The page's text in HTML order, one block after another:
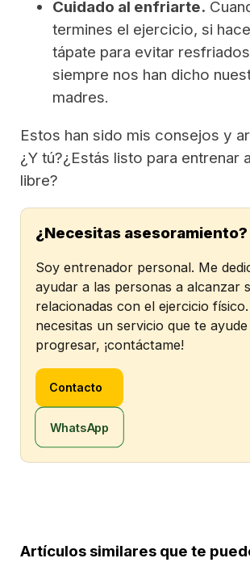
Cuidado al enfriarte.
termines el ejercicio, si
tápate para evitar
siempre nos han dicho
madres.
Estos han sido mis consejos y
¿Y tú?¿Estás listo para entrenar
libre?
¿Necesitas asesoramiento?
Soy entrenador personal. Me
ayudar a las personas a alcanzar
relacionadas con el ejercicio
necesitas un servicio que te
progresar, ¡contáctame!
Contacto
WhatsApp
Artículos similares que te